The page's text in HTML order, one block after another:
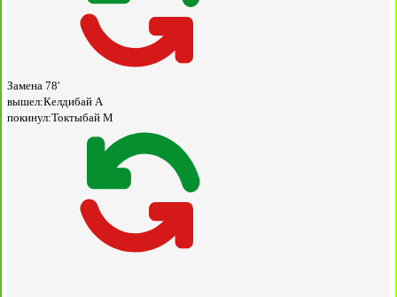
Замена 78'
вышел:Келдибай А
покинул:Токтыбай М